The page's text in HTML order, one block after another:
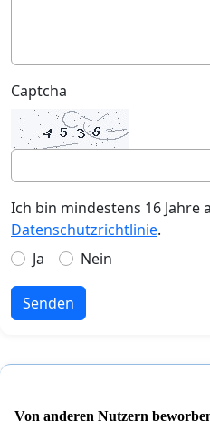
Captcha
Ich bin mindestens 16 Jahre
Datenschutzrichtlinie.
Ja
Nein
Senden
Von anderen Nutzern